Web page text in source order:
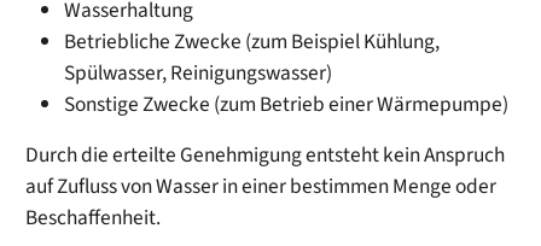
Wasserhaltung
Betriebliche Zwecke (zum Beispiel Kühlung,
Spülwasser, Reinigungswasser)
Sonstige Zwecke (zum Betrieb einer Wärmepumpe)
Durch die erteilte Genehmigung entsteht kein Anspruch
auf Zufluss von Wasser in einer bestimmen Menge oder
Beschaffenheit.